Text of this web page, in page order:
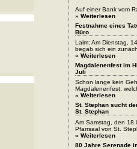
Auf einer Bank vom
» Weiterlesen
Festnahme eines
Büro
Laim: Am Dienstag,
begab sich ein
» Weiterlesen
Magdalenenfest im
Juli
Schon lange kein
Magdalenenfest,
» Weiterlesen
St. Stephan sucht
St. Stephan
Am Samstag, den
Pfarrsaal von St.
» Weiterlesen
80 Jahre Serenade